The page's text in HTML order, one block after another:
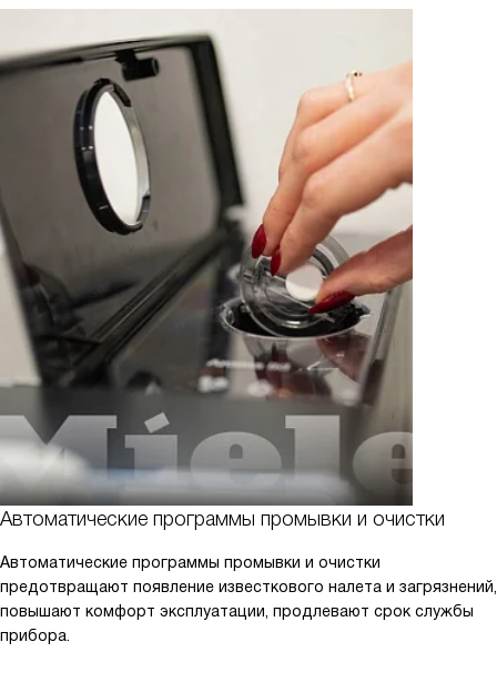
Автоматические программы промывки и очистки
Автоматические программы промывки и очистки
предотвращают появление известкового налета и загрязнений,
повышают комфорт эксплуатации, продлевают срок службы
прибора.